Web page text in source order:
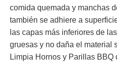
comida quemada y manchas
también se adhiere a
las capas más inferiores de
gruesas y no daña el material
Limpia Hornos y Parillas BBQ